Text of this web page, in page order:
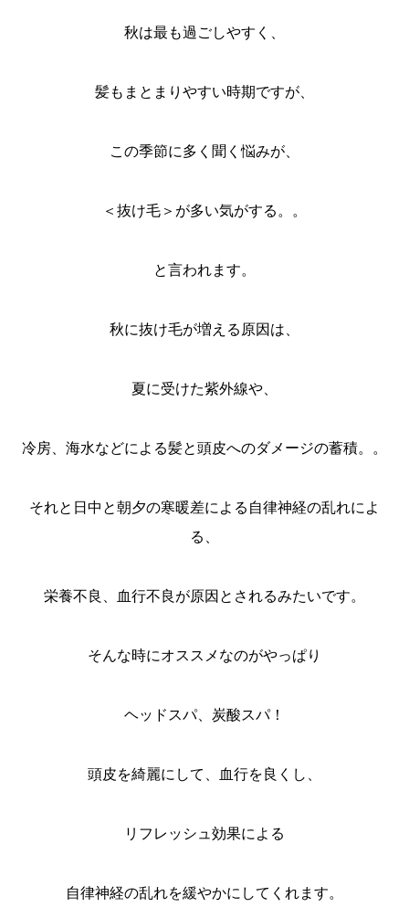
秋は最も過ごしやすく、
髪もまとまりやすい時期ですが、
この季節に多く聞く悩みが、
＜抜け毛＞が多い気がする。。
と言われます。
秋に抜け毛が増える原因は、
夏に受けた紫外線や、
冷房、海水などによる髪と頭皮へのダメージの蓄積。。
それと日中と朝夕の寒暖差による自律神経の乱れによ
る、
栄養不良、血行不良が原因とされるみたいです。
そんな時にオススメなのがやっぱり
ヘッドスパ、炭酸スパ！
頭皮を綺麗にして、血行を良くし、
リフレッシュ効果による
自律神経の乱れを緩やかにしてくれます。